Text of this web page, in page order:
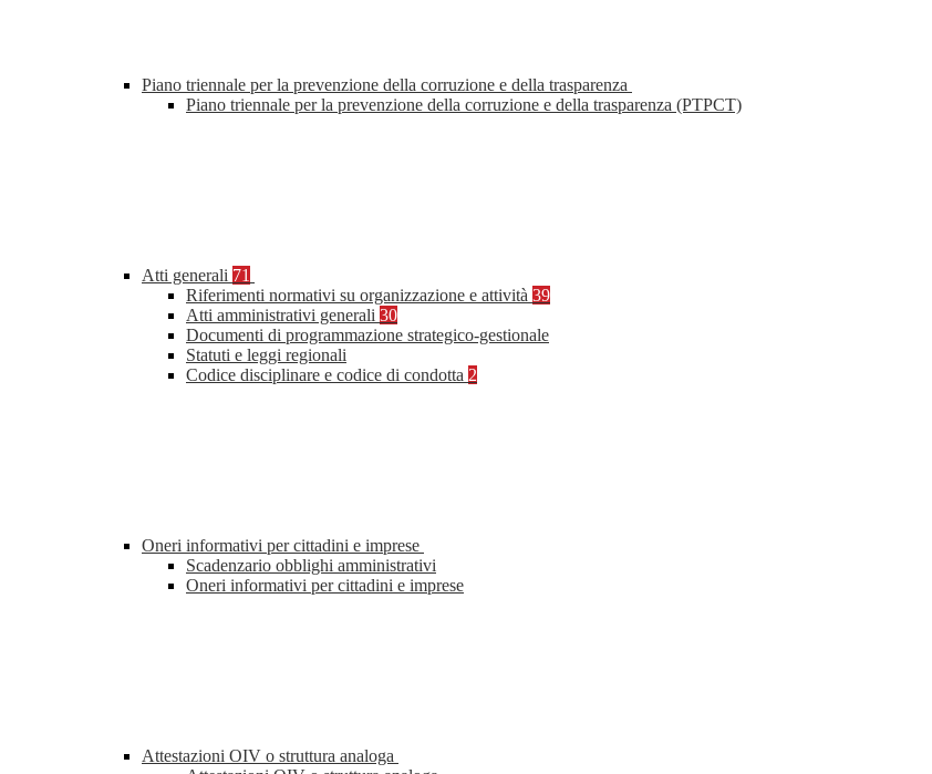
Piano triennale per la prevenzione della corruzione e della trasparenza
Piano triennale per la prevenzione della corruzione e della trasparenza (PTPCT)
Atti generali 71
Riferimenti normativi su organizzazione e attività 39
Atti amministrativi generali 30
Documenti di programmazione strategico-gestionale
Statuti e leggi regionali
Codice disciplinare e codice di condotta 2
Oneri informativi per cittadini e imprese
Scadenzario obblighi amministrativi
Oneri informativi per cittadini e imprese
Attestazioni OIV o struttura analoga